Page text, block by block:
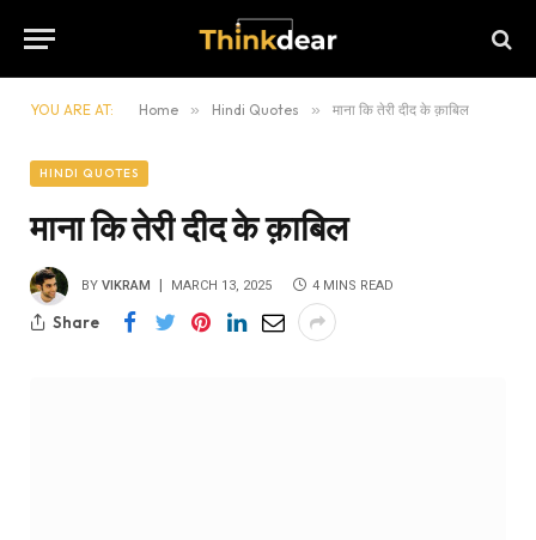
YOU ARE AT: Home » Hindi Quotes » माना कि तेरी दीद के क़ाबिल
HINDI QUOTES
माना कि तेरी दीद के क़ाबिल
BY VIKRAM MARCH 13, 2025 4 MINS READ
Share